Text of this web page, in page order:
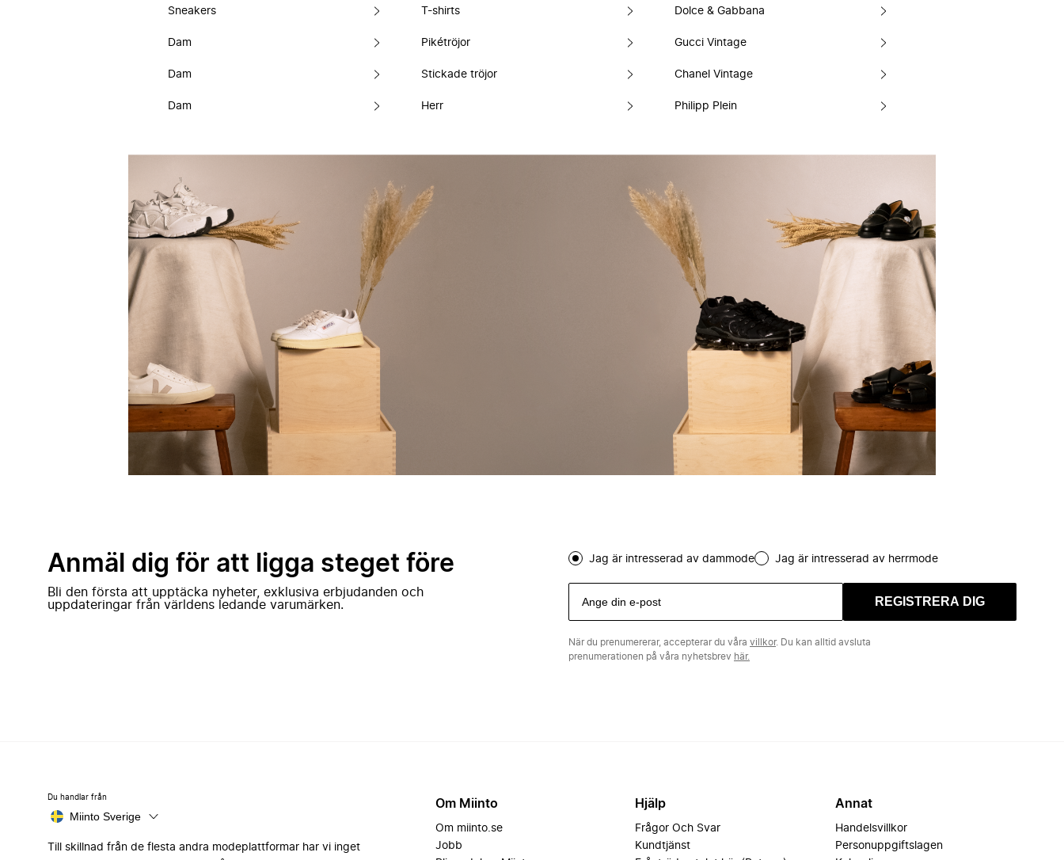
Sneakers
Dam
Dam
Dam
T-shirts
Pikétröjor
Stickade tröjor
Herr
Dolce & Gabbana
Gucci Vintage
Chanel Vintage
Philipp Plein
Anmäl dig för att ligga steget före
Bli den första att upptäcka nyheter, exklusiva erbjudanden och
uppdateringar från världens ledande varumärken.
Jag är intresserad av dammode Jag är intresserad av herrmode
REGISTRERA DIG
När du prenumererar, accepterar du våra villkor. Du kan alltid avsluta
prenumerationen på våra nyhetsbrev här.
Du handlar från
Miinto Sverige
Till skillnad från de flesta andra modeplattformar har vi inget
Om Miinto
Om miinto.se
Jobb
Hjälp
Frågor Och Svar
Kundtjänst
Annat
Handelsvillkor
Personuppgiftslagen